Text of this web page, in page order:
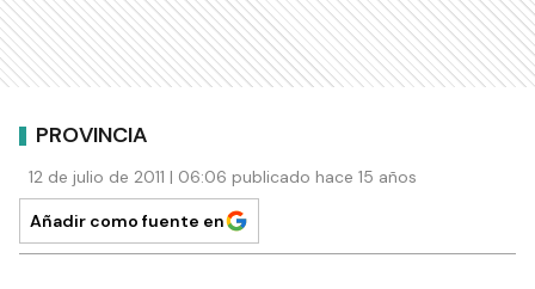
PROVINCIA
12 de julio de 2011 | 06:06 publicado hace 15 años
Añadir como fuente en